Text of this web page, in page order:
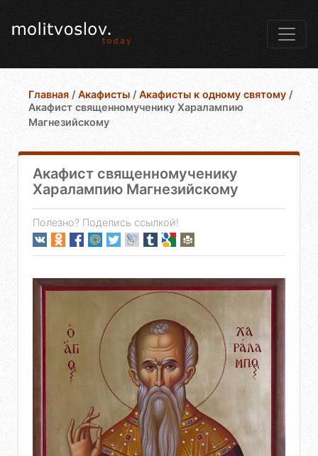
Главная / Акафисты /Акафисты к одному святому /
Акафист священномученику Харалампию
Магнезийскому
Акафист священномученику
Харалампию Магнезийскому
Полезно? Поделись ссылкой!